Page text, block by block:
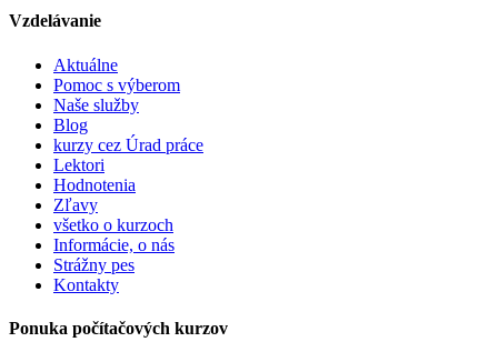
Vzdelávanie
Aktuálne
Pomoc s výberom
Naše služby
Blog
kurzy cez Úrad práce
Lektori
Hodnotenia
Zľavy
všetko o kurzoch
Informácie, o nás
Strážny pes
Kontakty
Ponuka počítačových kurzov